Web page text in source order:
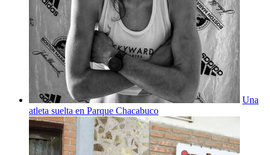
Una
atleta suelta en Parque Chacabuco